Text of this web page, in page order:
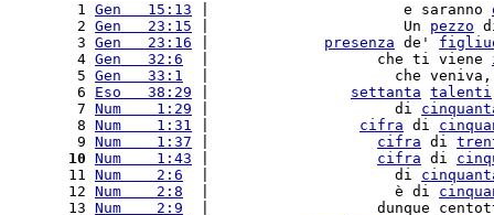
1 Gen   15:13 |                      e saranno
2 Gen   23:15 |                      Un pezzo
3 Gen   23:16 presenza de'
4 Gen   32:6
  |                   che ti viene
5 Gen   33:1
|                     che
6 Eso   38:29 settanta talenti
7 Num    1:29 |                     di
8 Num    1:31 cifra di
9 Num    1:37 cifra di
10 Num    1:43 cifra di
11 Num    2:6
  |                     di
12 Num    2:8
  |                     è di
13 Num    2:9
|                   dunque